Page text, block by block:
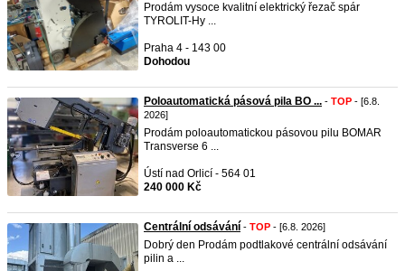
Prodám vysoce kvalitní elektrický řezač spár
TYROLIT-Hy ...
Praha 4 - 143 00
Dohodou
Poloautomatická pásová pila BO ... - TOP - [6.8.
2026]
Prodám poloautomatickou pásovou pilu BOMAR
Transverse 6 ...
Ústí nad Orlicí - 564 01
240 000 Kč
Centrální odsávání - TOP - [6.8. 2026]
Dobrý den Prodám podtlakové centrální odsávání
pilin a ...